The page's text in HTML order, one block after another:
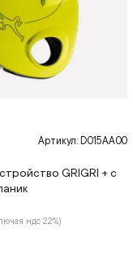
Артикул: D015AA00
GRIGRI + с
ндс 22%)